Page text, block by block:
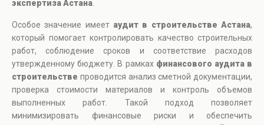
экспертиза Астана
Особое значение имеет аудит в строительстве Астана,
который помогает контролировать качество строительных
работ, соблюдение сроков и соответствие расходов
утвержденному бюджету. В рамках финансового аудита в
строительстве проводится анализ сметной документации,
проверка стоимости материалов и контроль объемов
выполненных работ. Такой подход позволяет
минимизировать финансовые риски и обеспечить